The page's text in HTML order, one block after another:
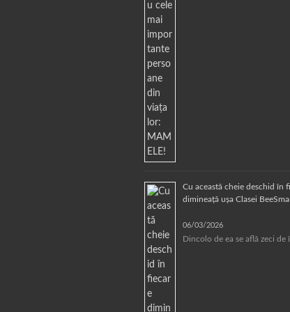
Cu această cheie deschid în
dimineață ușa Clasei
06/03/2026
Dincolo de ea se află zeci de